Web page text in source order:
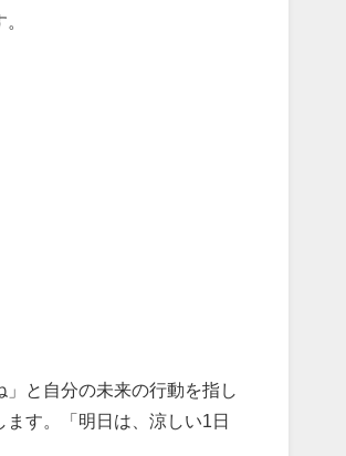
と自分の未来の行動を指し
す。「明日は、涼しい1日